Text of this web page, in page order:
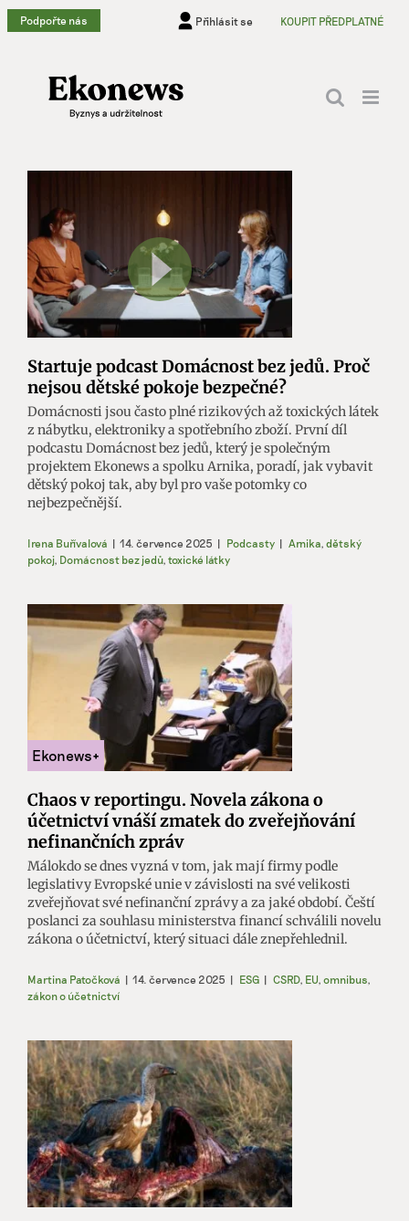
Přeskočit
na
Podpořte nás Přihlásit se KOUPIT PŘEDPLATNÉ
Startuje podcast Domácnost bez jedů. Proč
nejsou dětské pokoje bezpečné?
Domácnosti jsou často plné rizikových až toxických látek
z nábytku, elektroniky a spotřebního zboží. První díl
podcastu Domácnost bez jedů, který je společným
projektem Ekonews a spolku Arnika, poradí, jak vybavit
dětský pokoj tak, aby byl pro vaše potomky co
nejbezpečnější.
Irena Buřívalová | 14. července 2025 | Podcasty | Arnika, dětský
pokoj, Domácnost bez jedů, toxické látky
Chaos v reportingu. Novela zákona o
účetnictví vnáší zmatek do zveřejňování
nefinančních zpráv
Málokdo se dnes vyzná v tom, jak mají firmy podle
legislativy Evropské unie v závislosti na své velikosti
zveřejňovat své nefinanční zprávy a za jaké období. Čeští
poslanci za souhlasu ministerstva financí schválili novelu
zákona o účetnictví, který situaci dále znepřehlednil.
Martina Patočková | 14. července 2025 | ESG | CSRD, EU, omnibus,
zákon o účetnictví